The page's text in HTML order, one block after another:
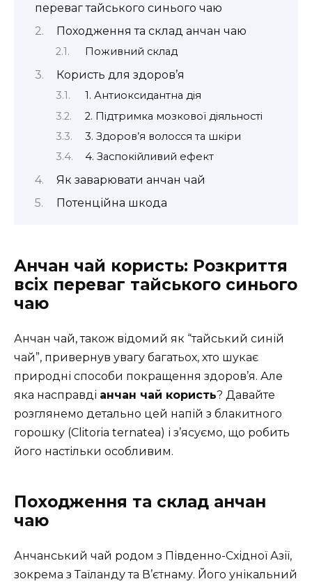
переваг тайського синього чаю
Походження та склад анчан чаю
Поживний склад
Користь для здоров’я
1. Антиоксидантна дія
2. Підтримка мозкової діяльності
3. Здоров’я волосся та шкіри
4. Заспокійливий ефект
Як заварювати анчан чай
Потенційна шкода
Анчан чай користь: Розкриття
всіх переваг тайського синього
чаю
Анчан чай, також відомий як “тайський синій
чай”, привернув увагу багатьох, хто шукає
природні способи покращення здоров’я. Але
яка насправді анчан чай користь? Давайте
розглянемо детально цей напій з блакитного
горошку (Clitoria ternatea) і з’ясуємо, що робить
його настільки особливим.
Походження та склад анчан
чаю
Анчанський чай родом з Південно-Східної Азії,
зокрема з Таїланду та В’єтнаму. Його унікальний